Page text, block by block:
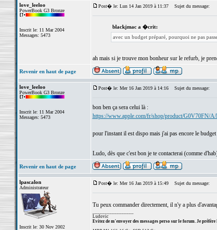
love_leeloo
PowerBook G3 Bronze
Inscrit le: 11 Mar 2004
Messages: 5473
Post� le: Lun 14 Jan 2019 à 11:37 Sujet du message:
blackjmac a �crit:
avec un budget préparé, pourquoi ne pas
ah mais si je trouve mon bonheur sur le refurb, je
Revenir en haut de page
love_leeloo
PowerBook G3 Bronze
Inscrit le: 11 Mar 2004
Messages: 5473
Post� le: Mer 16 Jan 2019 à 14:16 Sujet du message:
bon ben ça sera celui là :
https://www.apple.com/fr/shop/product/G0V70FN/
pour l'instant il est dispo mais j'ai pas encore le
Ludo, dès que c'est bon je te contacterai (comme
Revenir en haut de page
lpascalon
Administrateur
Inscrit le: 30 Nov 2002
Post� le: Mer 16 Jan 2019 à 15:49 Sujet du message:
Tu peux commander directement, il n'y a plus
Ludovic
Evitez de m'envoyer des messages perso sur le forum. Je préfère